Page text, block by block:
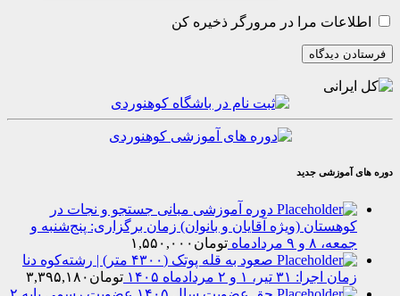
مرا در مرورگر ذخیره کن
جدید
دوره آموزشی مبانی جستجو و نجات در
(ویژه آقایان و بانوان) زمان برگزاری: پنج‌شنبه و
تومان۱,۵۵۰,۰۰۰
صعود به قله پوتک (۴۳۰۰ متر) | رشته‌کوه دنا
۳۱ تیر، ۱ و ۲ مردادماه ۱۴۰۵
تومان ۳,۳۹۵,۱۸۰